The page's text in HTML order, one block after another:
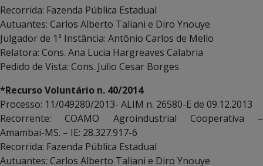
Recorrida: Fazenda Pública Estadual
Autuantes: Carlos Alberto Taliani e Diro Ynouye
Julgador de 1ª Instância: Antônio Carlos de Mello
Relatora: Cons. Ana Lucia Hargreaves Calabria
Pedido de Vista: Cons. Julio Cesar Borges
*Recurso Voluntário n. 40/2014
Processo: 11/049280/2013- ALIM n. 26580-E de 09.12.2013
Recorrente: COAMO Agroindustrial Cooperativa –
Amambai-MS. – IE: 28.327.917-6
Recorrida: Fazenda Pública Estadual
Autuantes: Carlos Alberto Taliani e Diro Ynouye